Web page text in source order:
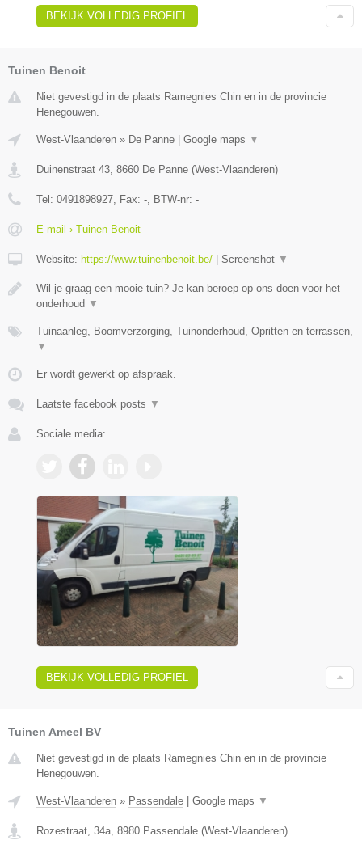
BEKIJK VOLLEDIG PROFIEL
Tuinen Benoit
Niet gevestigd in de plaats Ramegnies Chin en in de provincie
Henegouwen.
West-Vlaanderen » De Panne | Google maps ▼
Duinenstraat 43 8660 De Panne (West-Vlaanderen)
Tel: 0491898927 , Fax: - , BTW-nr: -
E-mail › Tuinen Benoit
Website: https://www.tuinenbenoit.be/ | Screenshot ▼
Wil je graag een mooie tuin? Je kan beroep op ons doen voor het
onderhoud ▼
Tuinaanleg, Boomverzorging, Tuinonderhoud, Opritten en terrassen,
▼
Er wordt gewerkt op afspraak.
Laatste facebook posts ▼
Sociale media:
BEKIJK VOLLEDIG PROFIEL
Tuinen Ameel BV
Niet gevestigd in de plaats Ramegnies Chin en in de provincie
Henegouwen.
West-Vlaanderen » Passendale Google maps ▼
Rozestraat, 34a, 8980 Passendale (West-Vlaanderen)